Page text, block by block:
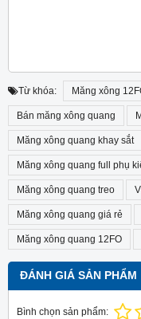
Từ khóa: Măng xông
Bán măng xông quang
Măng xông quang khay sắt
Măng xông quang full phụ
Măng xông quang treo
Măng xông quang giá rẻ
Măng xông quang 12FO
ĐÁNH GIÁ SẢN PHẨM
Bình chọn sản phẩm: